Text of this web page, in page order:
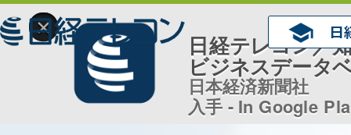
×
日経テレコン／
ビジネスデータ
日本経済新聞社
入手 - In Google